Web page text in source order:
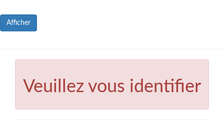
Afficher
Veuillez vous identifier